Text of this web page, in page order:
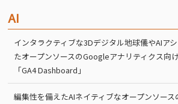
AI
インタラクティブな3Dデジタル地球儀やAIア
たオープンソースのGoogleアナリティクス向
「GA4 Dashboard」
編集性を備えたAIネイティブなオープンソー